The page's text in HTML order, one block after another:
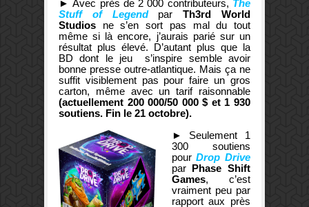
►Avec près de 2 000 contributeurs, The
Stuff of LegendparTh3rd World
Studios ne s’en sort pas mal du tout
même si là encore, j’aurais parié sur un
résultat plus élevé. D’autant plus que la
BD dont le jeu s’inspire semble avoir
bonne presse outre-atlantique. Mais ça ne
suffit visiblement pas pour faire un gros
carton, même avec un tarif raisonnable
(actuellement 200 000/50 000 $ et 1 930
soutiens. Fin le 21 octobre).
► Seulement 1
300 soutiens
pourDrop Drive
parPhase Shift
Games, c’est
vraiment peu par
rapport aux près